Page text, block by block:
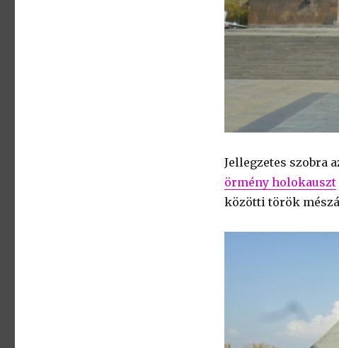
Jellegzetes szobra
örmény holokauszt
közötti török